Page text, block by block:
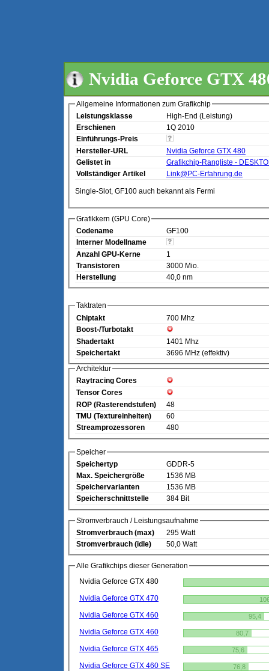
Nvidia Geforce GTX
Allgemeine Informationen zum Grafikchip
Leistungsklasse
High-End (Leistung)
Erschienen
1Q 2010
Einführungs-Preis
Hersteller-URL
Nvidia Geforce GTX 480
Gelistet in
Grafikchip-Rangliste -
Vollständiger Artikel
Link@PC-Erfahrung.de
Single-Slot, GF100 auch bekannt als Fermi
Grafikkern (GPU Core)
Codename
GF100
Interner Modellname
Anzahl GPU-Kerne
1
Transistoren
3000 Mio.
Herstellung
40,0 nm
Taktraten
Chiptakt
700 Mhz
Boost-/Turbotakt
Shadertakt
1401 Mhz
Speichertakt
3696 MHz (effektiv)
Architektur
Raytracing Cores
Tensor Cores
ROP (Rasterendstufen)
48
TMU (Textureinheiten)
60
Streamprozessoren
480
Speicher
Speichertyp
GDDR-5
Max. Speichergröße
1536 MB
Speichervarianten
1536 MB
Speicherschnittstelle
384 Bit
Stromverbrauch / Leistungsaufnahme
Stromverbrauch (max)
295 Watt
Stromverbrauch (idle)
50,0 Watt
Alle Grafikchips dieser Generation
Nvidia Geforce GTX 480
Nvidia Geforce GTX 470
Nvidia Geforce GTX 460 95,4
Nvidia Geforce GTX 460 80,7
Nvidia Geforce GTX 465 75,6
Nvidia Geforce GTX 460 SE 76,8